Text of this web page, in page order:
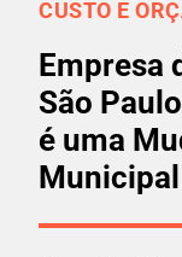
CUSTO E
Empresa
São
é uma